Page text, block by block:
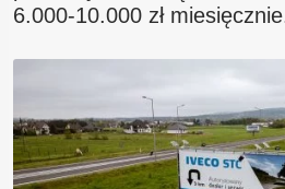
6.000-10.000 zł